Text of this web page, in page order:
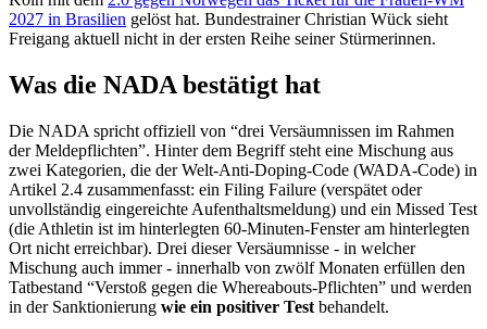
2027 in Brasilien gelöst hat. Bundestrainer Christian Wück sieht
Freigang aktuell nicht in der ersten Reihe seiner Stürmerinnen.
Was die NADA bestätigt hat
Die NADA spricht offiziell von “drei Versäumnissen im Rahmen
der Meldepflichten”. Hinter dem Begriff steht eine Mischung aus
zwei Kategorien, die der Welt-Anti-Doping-Code (WADA-Code) in
Artikel 2.4 zusammenfasst: ein Filing Failure (verspätet oder
unvollständig eingereichte Aufenthaltsmeldung) und ein Missed Test
(die Athletin ist im hinterlegten 60-Minuten-Fenster am hinterlegten
Ort nicht erreichbar). Drei dieser Versäumnisse - in welcher
Mischung auch immer - innerhalb von zwölf Monaten erfüllen den
Tatbestand “Verstoß gegen die Whereabouts-Pflichten” und werden
in der Sanktionierung wie ein positiver Test behandelt.